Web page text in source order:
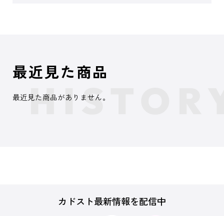
最近見た商品
最近見た商品がありません。
カドスト最新情報を配信中